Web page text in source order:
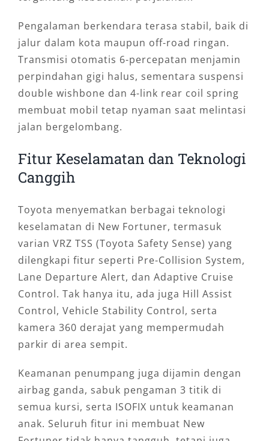
Pengalaman berkendara terasa stabil, baik di
jalur dalam kota maupun off-road ringan.
Transmisi otomatis 6-percepatan menjamin
perpindahan gigi halus, sementara suspensi
double wishbone dan 4-link rear coil spring
membuat mobil tetap nyaman saat melintasi
jalan bergelombang.
Fitur Keselamatan dan Teknologi
Canggih
Toyota menyematkan berbagai teknologi
keselamatan di New Fortuner, termasuk
varian VRZ TSS (Toyota Safety Sense) yang
dilengkapi fitur seperti Pre-Collision System,
Lane Departure Alert, dan Adaptive Cruise
Control. Tak hanya itu, ada juga Hill Assist
Control, Vehicle Stability Control, serta
kamera 360 derajat yang mempermudah
parkir di area sempit.
Keamanan penumpang juga dijamin dengan
airbag ganda, sabuk pengaman 3 titik di
semua kursi, serta ISOFIX untuk keamanan
anak. Seluruh fitur ini membuat New